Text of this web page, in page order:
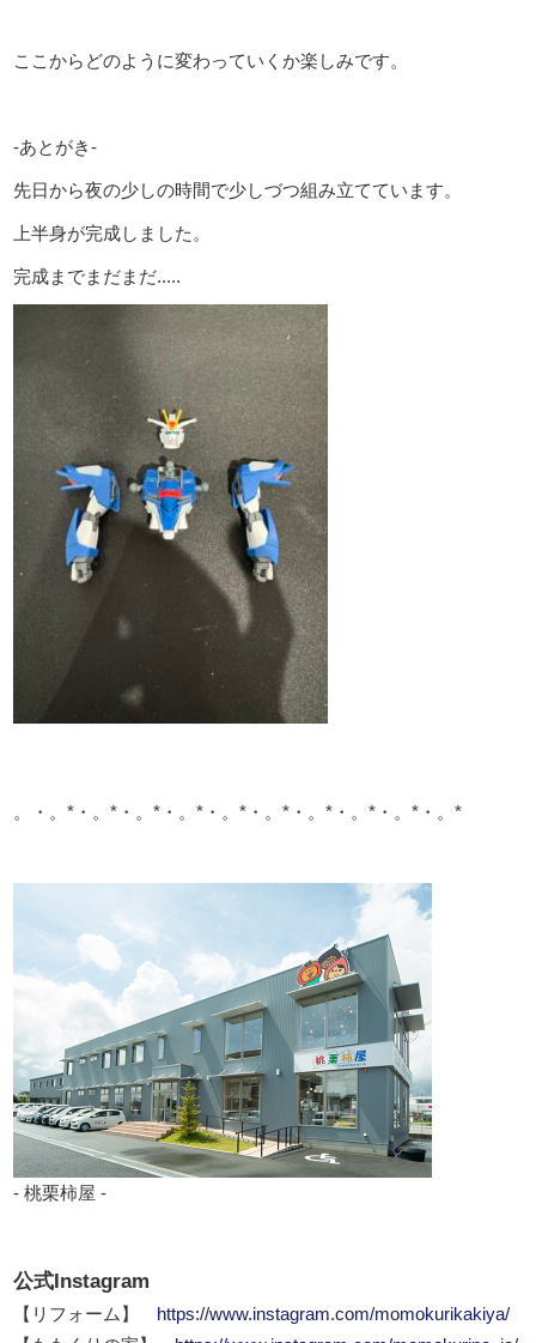
ここからどのように変わっていくか楽しみです。
-あとがき-
先日から夜の少しの時間で少しづつ組み立てています。
上半身が完成しました。
完成までまだまだ.....
。・。*・。*・。*・。*・。*・。*・。*・。*・。*・。*
- 桃栗柿屋 -
公式Instagram
【リフォーム】
https://www.instagram.com/momokurikakiya/